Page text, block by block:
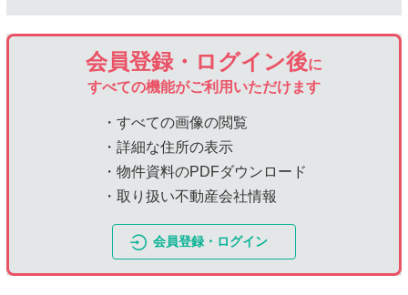
会員登録・ログイン後に
すべての機能がご利用いただけます
・すべての画像の閲覧
・詳細な住所の表示
・物件資料のPDFダウンロード
・取り扱い不動産会社情報
会員登録・ログイン